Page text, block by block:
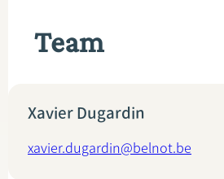
Rekenmodules
Team
Xavier Dugardin
xavier.dugardin@belnot.be